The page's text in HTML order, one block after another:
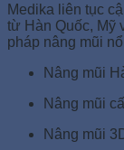
Medika liên tục
từ Hàn Quốc, Mỹ
pháp nâng mũi
Nâng mũi
Nâng mũi
Nâng mũi